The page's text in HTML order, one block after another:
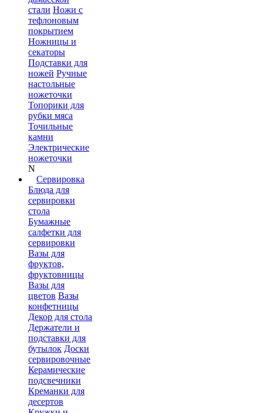
стали Ножи с
тефлоновым
покрытием
Ножницы и
секаторы
Подставки для
ножей Ручные
настольные
ножеточки
Топорики для
рубки мяса
Точильные
камни
Электрические
ножеточки
N
Сервировка
Блюда для
сервировки
стола
Бумажные
салфетки для
сервировки
Вазы для
фруктов,
фруктовницы
Вазы для
цветов Вазы
конфетницы
Декор для стола
Держатели и
подставки для
бутылок Доски
сервировочные
Керамические
подсвечники
Креманки для
десертов